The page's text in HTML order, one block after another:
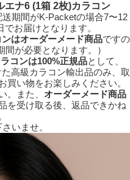
エナ6 (1箱 2枚)カラコン
期間がK-Packetの場合7〜12
お届けとなります。
はオーダーメード商品ですの
間が必要となります。）
コンは100%正規品として、
高級カラコン輸出品のみ、取
買い物をお楽しみください。
。また、 オーダーメード商品
を受け取る後、返品できかね
いませ。